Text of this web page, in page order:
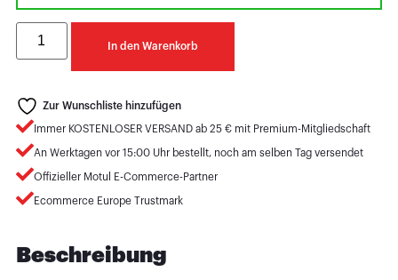
In den Warenkorb
Zur Wunschliste hinzufügen
Immer KOSTENLOSER VERSAND ab 25 € mit Premium-Mitgliedschaft
An Werktagen vor 15:00 Uhr bestellt, noch am selben Tag versendet
Offizieller Motul E-Commerce-Partner
Ecommerce Europe Trustmark
Beschreibung